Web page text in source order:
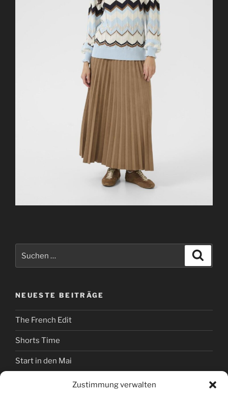
Zustimmung verwalten
NEUESTE BEITRÄGE
The French Edit
Shorts Time
Start in den Mai
Hexenbesuch bei Stilwelt